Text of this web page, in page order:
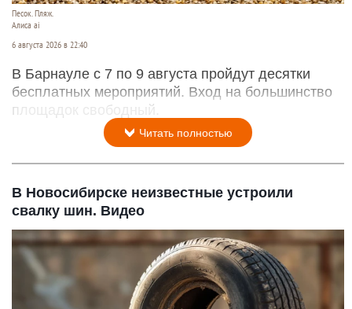
Песок. Пляж.
Алиса ai
6 августа 2026 в 22:40
В Барнауле с 7 по 9 августа пройдут десятки
бесплатных мероприятий. Вход на большинство
площадок свободный.
Читать полностью
В Новосибирске неизвестные устроили
свалку шин. Видео